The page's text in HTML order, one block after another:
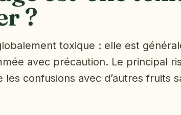
?
toxique : elle est
avec précaution. Le principal
les confusions avec d’autres fruits